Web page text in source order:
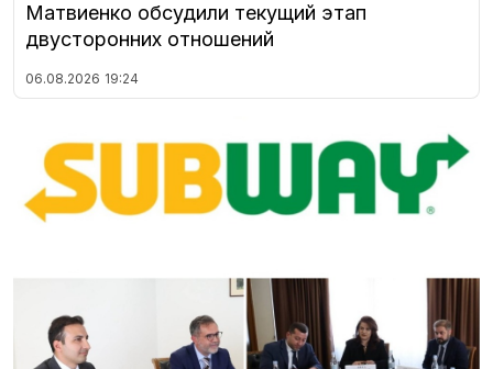
Матвиенко обсудили текущий этап
двусторонних отношений
06.08.2026 19:24